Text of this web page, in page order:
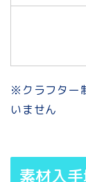
※クラフター
いません
素材入